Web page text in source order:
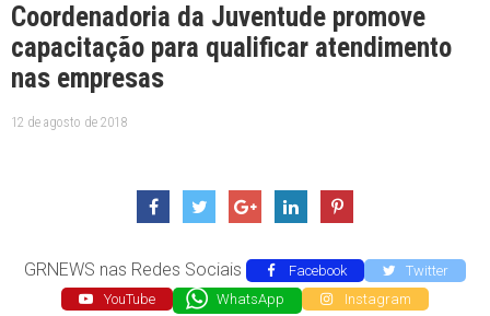
Coordenadoria da Juventude promove
capacitação para qualificar atendimento
nas empresas
12 de agosto de 2018
GRNEWS nas Redes Sociais Facebook
Twitter
YouTube
WhatsApp Instagram